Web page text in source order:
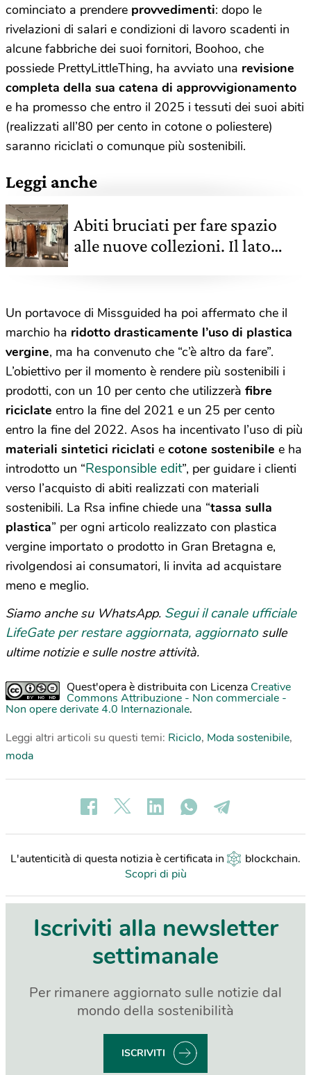
cominciato a prendere provvedimenti: dopo le
rivelazioni di salari e condizioni di lavoro scadenti in
alcune fabbriche dei suoi fornitori, Boohoo, che
possiede PrettyLittleThing, ha avviato una revisione
completa della sua catena di approvvigionamento
e ha promesso che entro il 2025 i tessuti dei suoi abiti
(realizzati all’80 per cento in cotone o poliestere)
saranno riciclati o comunque più sostenibili.
Leggi anche
Abiti bruciati per fare spazio
alle nuove collezioni. Il lato
Un portavoce di Missguided ha poi affermato che il
marchio ha ridotto drasticamente l’uso di plastica
vergine, ma ha convenuto che “c’è altro da fare”.
L’obiettivo per il momento è rendere più sostenibili i
prodotti, con un 10 per cento che utilizzerà fibre
riciclate entro la fine del 2021 e un 25 per cento
entro la fine del 2022. Asos ha incentivato l’uso di più
materiali sintetici riciclati e cotone sostenibile e ha
introdotto un “Responsible edit”, per guidare i clienti
verso l’acquisto di abiti realizzati con materiali
sostenibili. La Rsa infine chiede una “tassa sulla
plastica” per ogni articolo realizzato con plastica
vergine importato o prodotto in Gran Bretagna e,
rivolgendosi ai consumatori, li invita ad acquistare
meno e meglio.
Siamo anche su WhatsApp. Segui il canale ufficiale
LifeGate per restare aggiornata, aggiornato sulle
ultime notizie e sulle nostre attività.
Quest'opera è distribuita con Licenza Creative
Commons Attribuzione - Non commerciale -
Non opere derivate 4.0 Internazionale.
Leggi altri articoli su questi temi: Riciclo, Moda sostenibile,
moda
L'autenticità di questa notizia è certificata in blockchain.
Scopri di più
Iscriviti alla newsletter
settimanale
Per rimanere aggiornato sulle notizie dal
mondo della sostenibilità
ISCRIVITI